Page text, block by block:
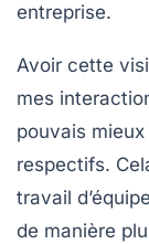
entreprise.
Avoir cette
mes
pouvais
respectifs.
travail
de manière